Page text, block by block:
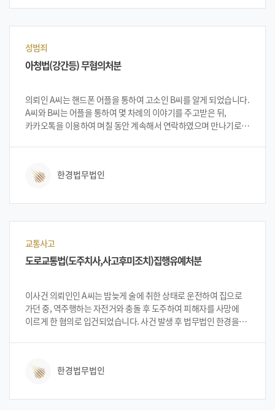
받게 되었고, 법무법인 한경의 변호인단으로부터 상황의 긴급성 및
성범죄
아청법(강간등) 무혐의처분
의뢰인 A씨는 핸드폰 어플을 통하여 고소인 B씨를 알게 되었습니다.
A씨와 B씨는 어플을 통하여 몇 차례의 이야기를 주고받은 뒤,
카카오톡을 이용하여 며칠 동안 계속해서 연락하였으며 만나기로
근처 모텔을 잡아 고소인에게 호실을 알려주었고 방을 나와 밥을
합의하에 두 차례의 성관계를 가졌으며, 그 날 외에도 A씨와 B씨는
후 같이 PC방을가서 게임을 할 때도 있었으며 평소 연인과 같이
경찰서에서 연락이 와 아청강간 사건으로 입건이 되었다 연락이
왔다고 합니다. 의뢰인 A씨는 이런 경험이 처음이었고, 사건 특성상
이성이 아닌 동성 관계의 사건이었기에 주변에 도움 요청도 하지
억울함을 표시하며 도움을 요청 하였습니다. 법무법인 한경의
변호인단은 A씨의 무혐의 입증 가능성에 대하여 설명하였고, 이에
의뢰인 A씨는 법무법인 한경에 사건 의뢰를 하였습니다.
한경법무법인
교통사고
도로교통법(도주치사,사고후미조치)집행유예처분
이사건 의뢰인인 A씨는 밤늦게 술에 취한 상태로 운전하여 집으로
가던 중, 역주행하는 자전거와 충돌 후 도주하여 피해자를 사망에
이르게 한 혐의로 입건되었습니다. 사건 발생 후 법무법인 한경을
피해자와의 합의 등을 중심으로 최소한의 처벌을 받는 방향으로
사망사건 같은 경우에는 처벌이 강화되는 추세라 모든 자료,
한경법무법인